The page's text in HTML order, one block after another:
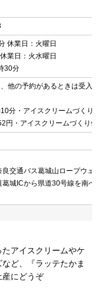
休業日：火曜日
業日：火水曜日
30分
他の予約があるときは受入出
分・アイスクリームづくり体
円・アイスクリームづくり体
交通バス葛城山ロープウェ
城ICから県道30号線を南へ
アイスクリームやケ
ど、『ラッテたかま
産にどうぞ